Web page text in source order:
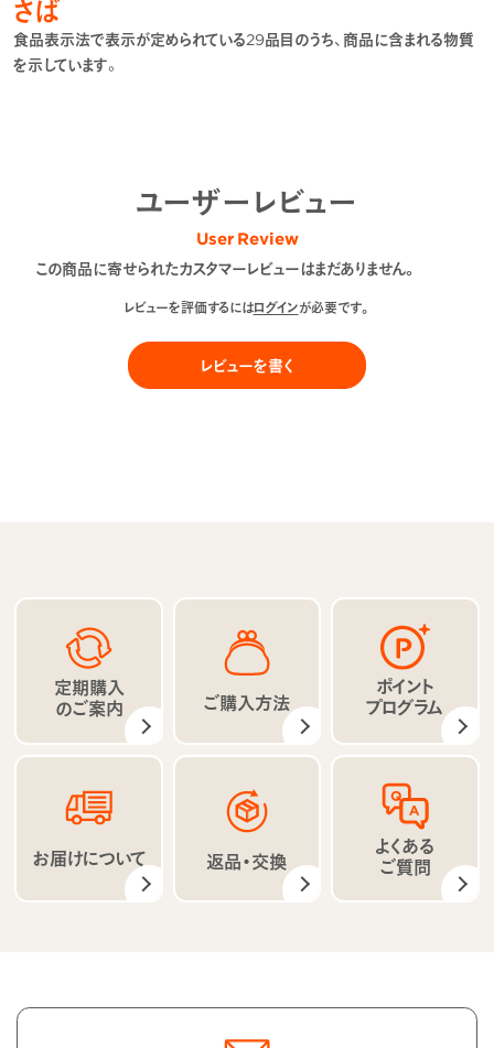
さば
食品表示法で表示が定められている29品目のうち、商品に含まれる物質
を示しています。
ユーザーレビュー
User Review
この商品に寄せられたカスタマーレビューはまだありません。
レビューを評価するにはログインが必要です。
レビューを書く
定期購入
のご案内 ご購入方法
ポイント
プログラム
お届けについて 返品・交換
よくある
ご質問